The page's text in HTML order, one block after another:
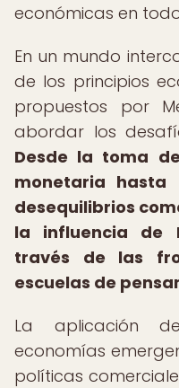
económicas en
En un mundo
de los principios
propuestos por
abordar los
Desde la toma
monetaria hasta
desequilibrios
la influencia de
través de las
escuelas de
La aplicación
economías
políticas